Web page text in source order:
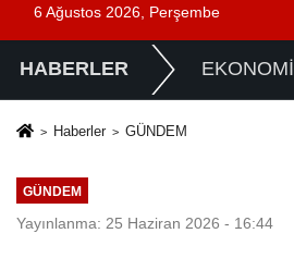
6 Ağustos 2026, Perşembe
HABERLER EKONOMİ
Haberler GÜNDEM
GÜNDEM
Yayınlanma: 25 Haziran 2026 - 16:44